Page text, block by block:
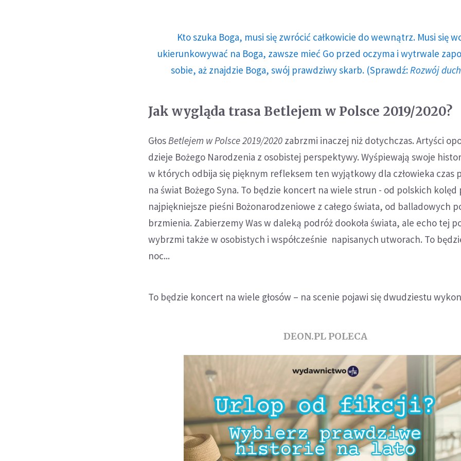
Kto szuka Boga, musi się zwrócić całkowicie do wewnątrz. Musi się
ukierunkowywać na Boga, zawsze mieć Go przed oczyma i wytrwale
sobie, aż znajdzie Boga, swój prawdziwy skarb. (Sprawdź: Rozwój
Jak wygląda trasa Betlejem w Polsce 2019/2020?
Głos Betlejem w Polsce 2019/2020 zabrzmi inaczej niż dotychczas. Artyści
dzieje Bożego Narodzenia z osobistej perspektywy. Wyśpiewają swoje
w których odbija się pięknym refleksem ten wyjątkowy dla człowieka czas
na świat Bożego Syna. To będzie koncert na wiele strun - od polskich kolęd
najpiękniejsze pieśni Bożonarodzeniowe z całego świata, od balladowych
brzmienia. Zabierzemy Was w daleką podróż dookoła świata, ale echo tej
wybrzmi także w osobistych i współcześnie napisanych utworach. To
noc...
To będzie koncert na wiele głosów – na scenie pojawi się dwudziestu
DEON.PL POLECA